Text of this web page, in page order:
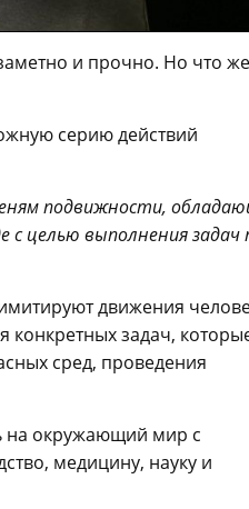
и прочно. Но что же
серию действий
подвижности,
целью выполнения задач
движения
задач,
сред, проведения
на окружающий мир с
медицину, науку и